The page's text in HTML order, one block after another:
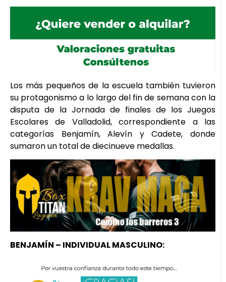
Los más pequeños de la escuela también tuvieron
su protagonismo a lo largo del fin de semana con la
disputa de la Jornada de finales de los Juegos
Escolares de Valladolid, correspondiente a las
categorías Benjamín, Alevín y Cadete, donde
sumaron un total de diecinueve medallas.
BENJAMÍN – INDIVIDUAL MASCULINO: